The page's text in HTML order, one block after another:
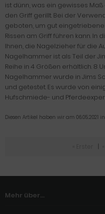
ist dünn, was ein gewisses
den Griff gerillt. Bei der
geboten, um gut
Rissen am Griff führen kann. In
Ihnen, die Nagelzieher für die
Nagelhammer ist als Teil der
Reihe in 4 Größen erhältlich. 8
Nagelhammer wurde in Jims
und getestet. Es wurde von
Hufschmiede- und
Diesen Artikel haben wir am
Mehr über...